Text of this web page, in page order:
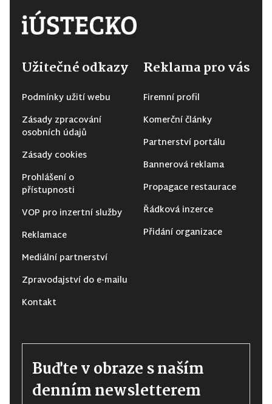
Užitečné odkazy
Podmínky užití webu
Zásady zpracování
osobních údajů
Zásady cookies
Prohlášení o
přístupnosti
VOP pro inzertní služby
Reklamace
Mediální partnerství
Zpravodajství do e-mailu
Kontakt
Reklama pro vás
Firemní profil
Komerční články
Partnerství portálu
Bannerová reklama
Propagace restaurace
Řádková inzerce
Přidání organizace
Buďte v obraze s naším
denním newsletterem